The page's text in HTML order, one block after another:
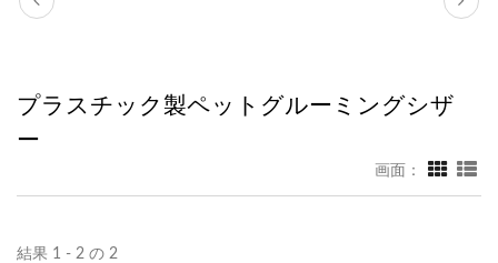
プラスチック製ペットグルーミングシザ
ー
画面：
結果 1 - 2 の 2